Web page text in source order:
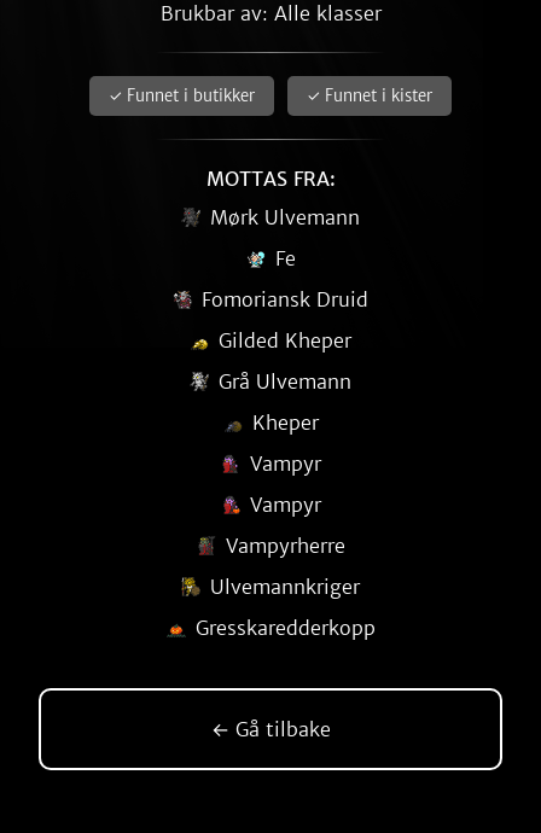
Brukbar av: Alle klasser
✓ Funnet i butikker ✓ Funnet i kister
MOTTAS FRA:
Mørk Ulvemann
Fe
Fomoriansk Druid
Gilded Kheper
Grå Ulvemann
Kheper
Vampyr
Vampyr
Vampyrherre
Ulvemannkriger
Gresskaredderkopp
← Gå tilbake